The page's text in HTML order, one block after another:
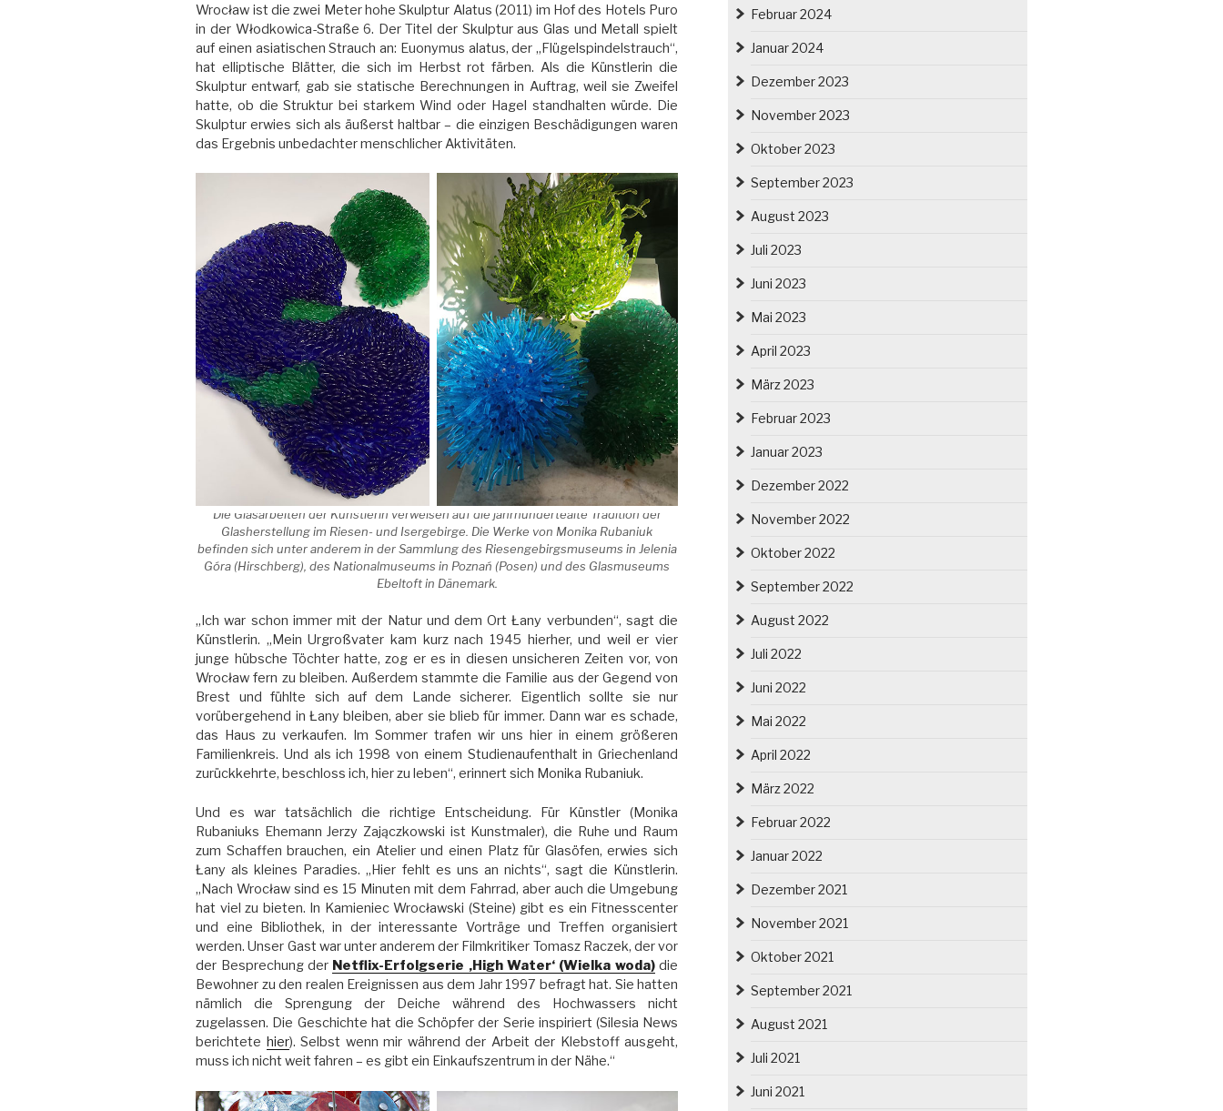
Wrocław ist die zwei Meter hohe Skulptur Alatus (2011) im Hof des Hotels Puro
in der Włodkowica-Straße 6. Der Titel der Skulptur aus Glas und Metall spielt
auf einen asiatischen Strauch an: Euonymus alatus, der „Flügelspindelstrauch“,
hat elliptische Blätter, die sich im Herbst rot färben. Als die Künstlerin die
Skulptur entwarf, gab sie statische Berechnungen in Auftrag, weil sie Zweifel
hatte, ob die Struktur bei starkem Wind oder Hagel standhalten würde. Die
Skulptur erwies sich als äußerst haltbar – die einzigen Beschädigungen waren
das Ergebnis unbedachter menschlicher Aktivitäten.
Die Glasarbeiten der Künstlerin verweisen auf die jahrhundertealte Tradition der
Glasherstellung im Riesen- und Isergebirge. Die Werke von Monika Rubaniuk
befinden sich unter anderem in der Sammlung des Riesengebirgsmuseums in Jelenia
Góra (Hirschberg), des Nationalmuseums in Poznań (Posen) und des Glasmuseums
Ebeltoft in Dänemark.
„Ich war schon immer mit der Natur und dem Ort Łany verbunden“, sagt die
Künstlerin. „Mein Urgroßvater kam kurz nach 1945 hierher, und weil er vier
junge hübsche Töchter hatte, zog er es in diesen unsicheren Zeiten vor, von
Wrocław fern zu bleiben. Außerdem stammte die Familie aus der Gegend von
Brest und fühlte sich auf dem Lande sicherer. Eigentlich sollte sie nur
vorübergehend in Łany bleiben, aber sie blieb für immer. Dann war es schade,
das Haus zu verkaufen. Im Sommer trafen wir uns hier in einem größeren
Familienkreis. Und als ich 1998 von einem Studienaufenthalt in Griechenland
zurückkehrte, beschloss ich, hier zu leben“, erinnert sich Monika Rubaniuk.
Und es war tatsächlich die richtige Entscheidung. Für Künstler (Monika
Rubaniuks Ehemann Jerzy Zajączkowski ist Kunstmaler), die Ruhe und Raum
zum Schaffen brauchen, ein Atelier und einen Platz für Glasöfen, erwies sich
Łany als kleines Paradies. „Hier fehlt es uns an nichts“, sagt die Künstlerin.
„Nach Wrocław sind es 15 Minuten mit dem Fahrrad, aber auch die Umgebung
hat viel zu bieten. In Kamieniec Wrocławski (Steine) gibt es ein Fitnesscenter
und eine Bibliothek, in der interessante Vorträge und Treffen organisiert
werden. Unser Gast war unter anderem der Filmkritiker Tomasz Raczek, der vor
der Besprechung der Netflix-Erfolgserie ‚High Water‘ (Wielka woda)die
Bewohner zu den realen Ereignissen aus dem Jahr 1997 befragt hat. Sie hatten
nämlich die Sprengung der Deiche während des Hochwassers nicht
zugelassen. Die Geschichte hat die Schöpfer der Serie inspiriert (Silesia News
berichtete hier). Selbst wenn mir während der Arbeit der Klebstoff ausgeht,
muss ich nicht weit fahren – es gibt ein Einkaufszentrum in der Nähe.“
Februar 2024
Januar 2024
Dezember 2023
November 2023
Oktober 2023
September 2023
August 2023
Juli 2023
Juni 2023
Mai 2023
April 2023
März 2023
Februar 2023
Januar 2023
Dezember 2022
November 2022
Oktober 2022
September 2022
August 2022
Juli 2022
Juni 2022
Mai 2022
April 2022
März 2022
Februar 2022
Januar 2022
Dezember 2021
November 2021
Oktober 2021
September 2021
August 2021
Juli 2021
Juni 2021